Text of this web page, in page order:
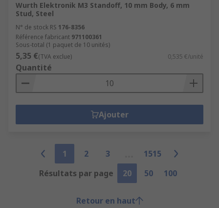
Wurth Elektronik M3 Standoff, 10 mm Body, 6 mm
Stud, Steel
N° de stock RS 176-8356
Référence fabricant 971100361
Sous-total (1 paquet de 10 unités)
5,35 €(TVA exclue) 0,535 €/unité
Quantité
Ajouter
1 2 3
1515
Résultats par page
20 50 100
Retour en haut